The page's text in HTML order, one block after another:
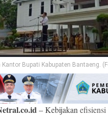
Kantor Bupati Kabupaten Bantaeng.
– Kebijakanefisiensi